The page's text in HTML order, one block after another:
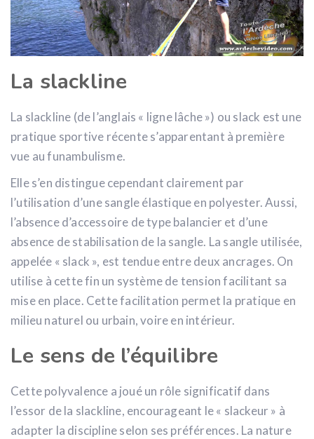
La slackline
La slackline (de l’anglais « ligne lâche ») ou slack est une
pratique sportive récente s’apparentant à première
vue au funambulisme.
Elle s’en distingue cependant clairement par
l’utilisation d’une sangle élastique en polyester. Aussi,
l’absence d’accessoire de type balancier et d’une
absence de stabilisation de la sangle. La sangle utilisée,
appelée « slack », est tendue entre deux ancrages. On
utilise à cette fin un système de tension facilitant sa
mise en place. Cette facilitation permet la pratique en
milieu naturel ou urbain, voire en intérieur.
Le sens de l’équilibre
Cette polyvalence a joué un rôle significatif dans
l’essor de la slackline, encourageant le « slackeur » à
adapter la discipline selon ses préférences. La nature